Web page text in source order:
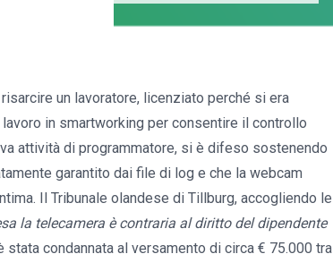
un lavoratore, licenziato perché si era
in smartworking per consentire il controllo
attività di programmatore, si è difeso sostenendo
garantito dai file di log e che la webcam
Il Tribunale olandese di Tillburg, accogliendo le
la telecamera è contraria al diritto del dipendente
stata condannata al versamento di circa € 75.000 tra